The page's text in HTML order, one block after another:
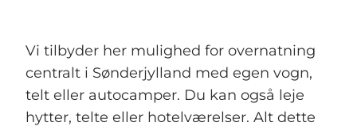
Vi tilbyder her mulighed for overnatning
centralt i Sønderjylland med egen vogn,
telt eller autocamper. Du kan også leje
hytter, telte eller hotelværelser. Alt dette